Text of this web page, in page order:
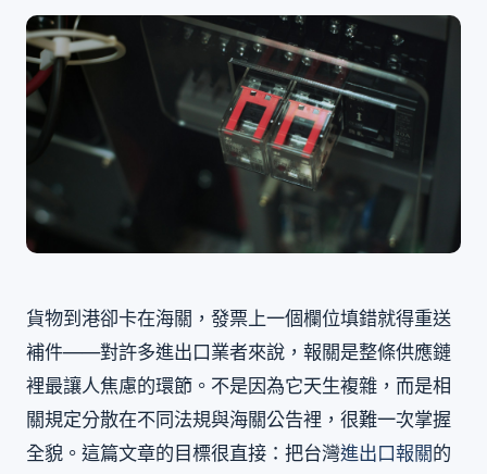
貨物到港卻卡在海關，發票上一個欄位填錯就得重送
補件——對許多進出口業者來說，報關是整條供應鏈
裡最讓人焦慮的環節。不是因為它天生複雜，而是相
關規定分散在不同法規與海關公告裡，很難一次掌握
全貌。這篇文章的目標很直接：把台灣進出口報關的